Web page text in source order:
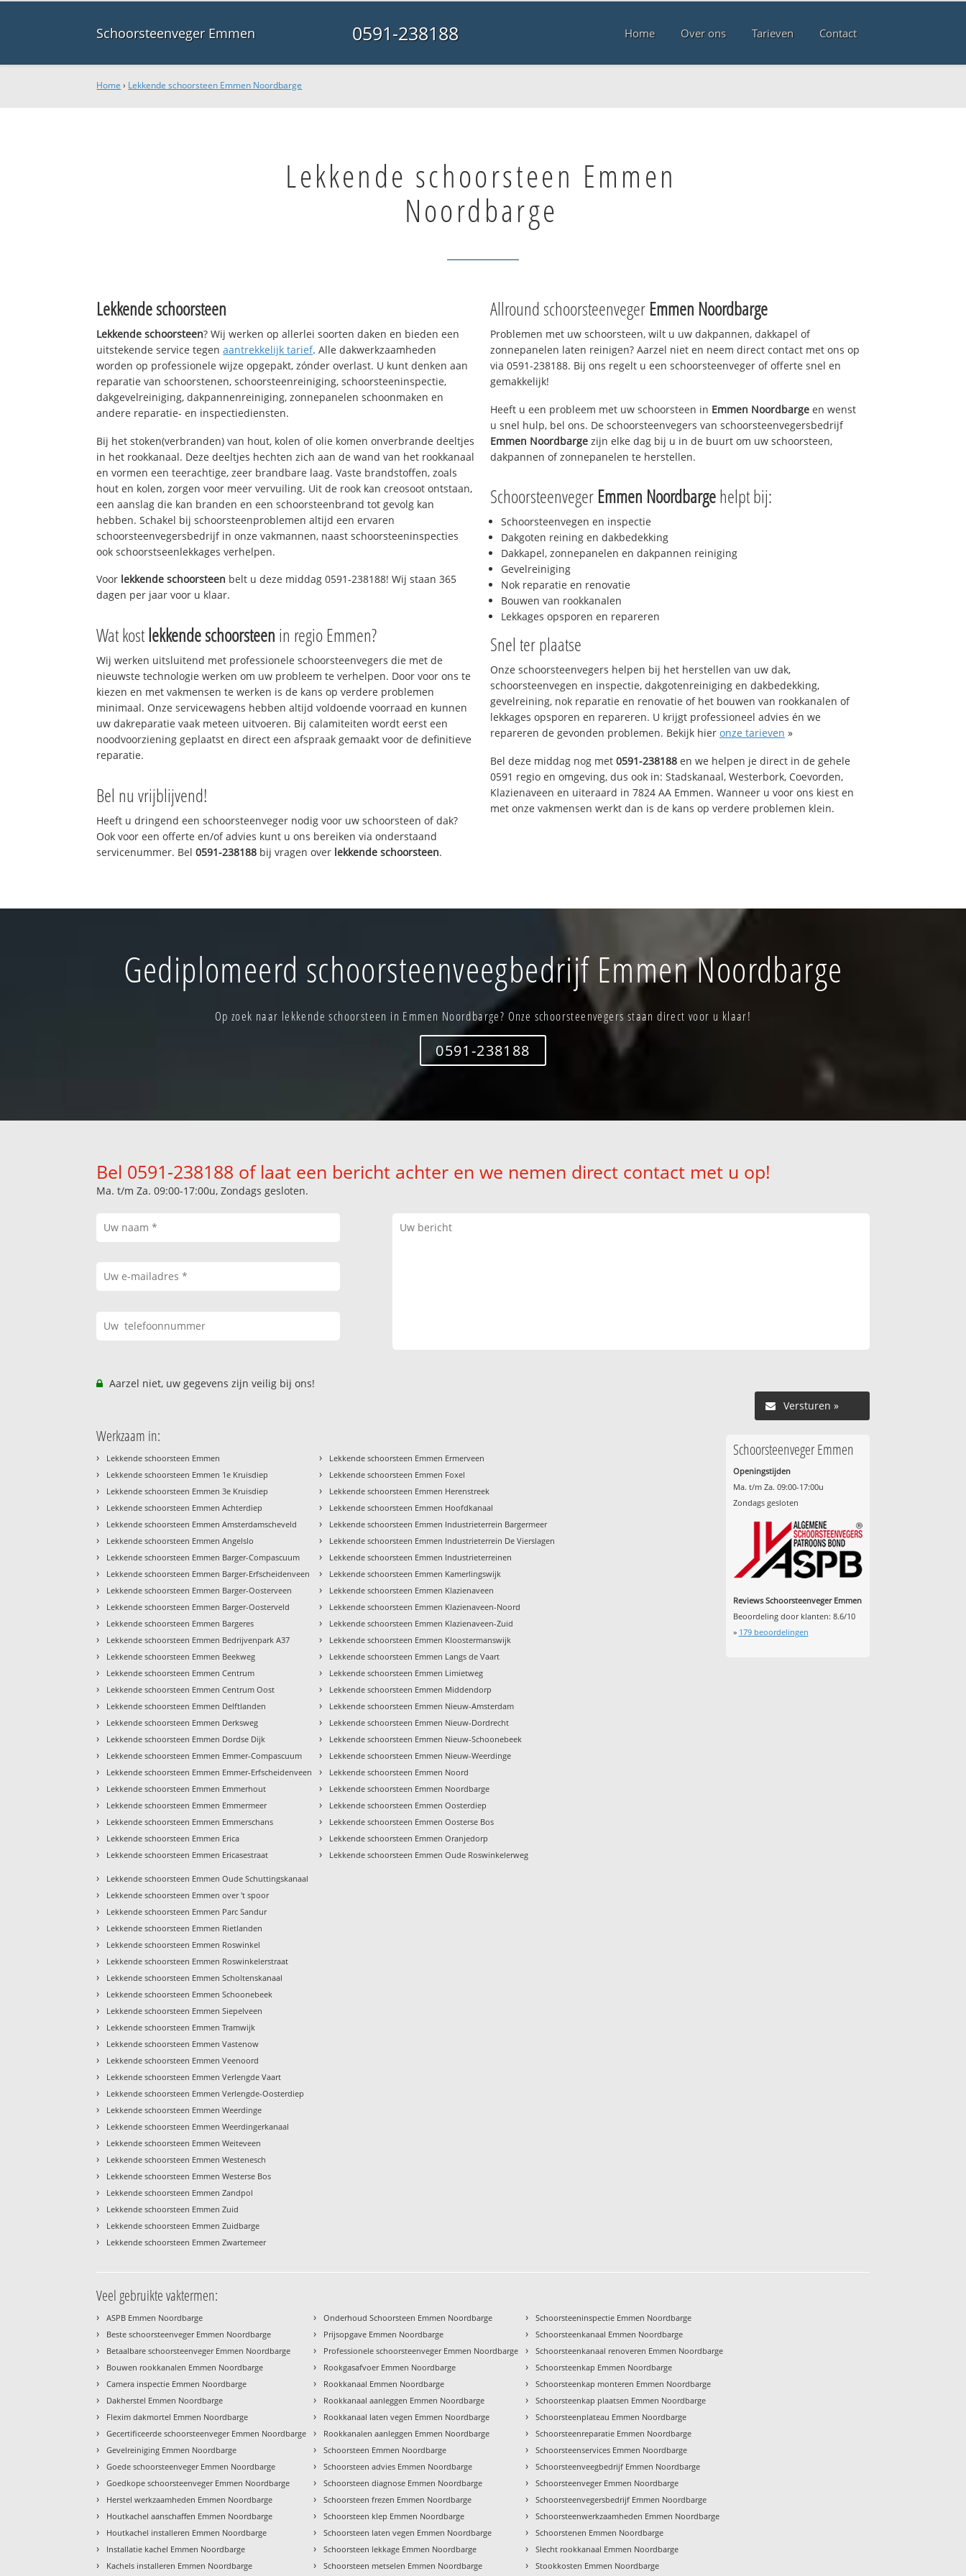
Schoorsteenveger Emmen 0591-238188 Home Over ons Tarieven Contact
Home › Lekkende schoorsteen Emmen Noordbarge
Lekkende schoorsteen Emmen
Noordbarge
Lekkende schoorsteen
Lekkende schoorsteen? Wij werken op allerlei soorten daken en bieden een
uitstekende service tegenaantrekkelijk tarief. Alle dakwerkzaamheden
worden op professionele wijze opgepakt, zónder overlast. U kunt denken aan
reparatie van schoorstenen, schoorsteenreiniging, schoorsteeninspectie,
dakgevelreiniging, dakpannenreiniging, zonnepanelen schoonmaken en
andere reparatie- en inspectiediensten.
Bij het stoken(verbranden) van hout, kolen of olie komen onverbrande deeltjes
in het rookkanaal. Deze deeltjes hechten zich aan de wand van het rookkanaal
en vormen een teerachtige, zeer brandbare laag. Vaste brandstoffen, zoals
hout en kolen, zorgen voor meer vervuiling. Uit de rook kan creosoot ontstaan,
een aanslag die kan branden en een schoorsteenbrand tot gevolg kan
hebben. Schakel bij schoorsteenproblemen altijd een ervaren
schoorsteenvegersbedrijf in onze vakmannen, naast schoorsteeninspecties
ook schoorstseenlekkages verhelpen.
Voor lekkende schoorsteen belt u deze middag 0591-238188! Wij staan 365
dagen per jaar voor u klaar.
Wat kostlekkende schoorsteen in regio Emmen?
Wij werken uitsluitend met professionele schoorsteenvegers die met de
nieuwste technologie werken om uw probleem te verhelpen. Door voor ons te
kiezen en met vakmensen te werken is de kans op verdere problemen
minimaal. Onze servicewagens hebben altijd voldoende voorraad en kunnen
uw dakreparatie vaak meteen uitvoeren. Bij calamiteiten wordt eerst een
noodvoorziening geplaatst en direct een afspraak gemaakt voor de definitieve
reparatie.
Bel nu vrijblijvend!
Heeft u dringend een schoorsteenveger nodig voor uw schoorsteen of dak?
Ook voor een offerte en/of advies kunt u ons bereiken via onderstaand
servicenummer. Bel0591-238188 bij vragen over lekkende schoorsteen.
Allround schoorsteenveger Emmen Noordbarge
Problemen met uw schoorsteen, wilt u uw dakpannen, dakkapel of
zonnepanelen laten reinigen? Aarzel niet en neem direct contact met ons op
via 0591-238188. Bij ons regelt u een schoorsteenveger of offerte snel en
gemakkelijk!
Heeft u een probleem met uw schoorsteen in Emmen Noordbarge en wenst
u snel hulp, bel ons. De schoorsteenvegers van schoorsteenvegersbedrijf
Emmen Noordbarge zijn elke dag bij u in de buurt om uw schoorsteen,
dakpannen of zonnepanelen te herstellen.
Schoorsteenveger Emmen Noordbargehelpt bij:
Schoorsteenvegen en inspectie
Dakgoten reining en dakbedekking
Dakkapel, zonnepanelen en dakpannen reiniging
Gevelreiniging
Nok reparatie en renovatie
Bouwen van rookkanalen
Lekkages opsporen en repareren
Snel ter plaatse
Onze schoorsteenvegers helpen bij het herstellen van uw dak,
schoorsteenvegen en inspectie, dakgotenreiniging en dakbedekking,
gevelreining, nok reparatie en renovatie of het bouwen van rookkanalen of
lekkages opsporen en repareren. U krijgt professioneel advies én we
repareren de gevonden problemen. Bekijk hier onze tarieven »
Bel deze middag nog met 0591-238188 en we helpen je direct in de gehele
0591 regio en omgeving, dus ook in: Stadskanaal, Westerbork, Coevorden,
Klazienaveen en uiteraard in 7824 AA Emmen. Wanneer u voor ons kiest en
met onze vakmensen werkt dan is de kans op verdere problemen klein.
Gediplomeerd schoorsteenveegbedrijf Emmen Noordbarge
Op zoek naar lekkende schoorsteen in Emmen Noordbarge? Onze schoorsteenvegers staan direct voor u klaar!
0591-238188
Bel 0591-238188 of laat een bericht achter en we nemen direct contact met u op!
Ma. t/m Za. 09:00-17:00u, Zondags gesloten.
Aarzel niet, uw gegevens zijn veilig bij ons!
Versturen »
Werkzaam in:
› Lekkende schoorsteen Emmen
› Lekkende schoorsteen Emmen 1e Kruisdiep
› Lekkende schoorsteen Emmen 3e Kruisdiep
› Lekkende schoorsteen Emmen Achterdiep
› Lekkende schoorsteen Emmen Amsterdamscheveld
› Lekkende schoorsteen Emmen Angelslo
› Lekkende schoorsteen Emmen Barger-Compascuum
› Lekkende schoorsteen Emmen Barger-Erfscheidenveen
› Lekkende schoorsteen Emmen Barger-Oosterveen
› Lekkende schoorsteen Emmen Barger-Oosterveld
› Lekkende schoorsteen Emmen Bargeres
› Lekkende schoorsteen Emmen Bedrijvenpark A37
› Lekkende schoorsteen Emmen Beekweg
› Lekkende schoorsteen Emmen Centrum
› Lekkende schoorsteen Emmen Centrum Oost
› Lekkende schoorsteen Emmen Delftlanden
› Lekkende schoorsteen Emmen Derksweg
› Lekkende schoorsteen Emmen Dordse Dijk
› Lekkende schoorsteen Emmen Emmer-Compascuum
› Lekkende schoorsteen Emmen Emmer-Erfscheidenveen
› Lekkende schoorsteen Emmen Emmerhout
› Lekkende schoorsteen Emmen Emmermeer
› Lekkende schoorsteen Emmen Emmerschans
› Lekkende schoorsteen Emmen Erica
› Lekkende schoorsteen Emmen Ericasestraat
› Lekkende schoorsteen Emmen Ermerveen
› Lekkende schoorsteen Emmen Foxel
› Lekkende schoorsteen Emmen Herenstreek
› Lekkende schoorsteen Emmen Hoofdkanaal
› Lekkende schoorsteen Emmen Industrieterrein Bargermeer
› Lekkende schoorsteen Emmen Industrieterrein De Vierslagen
› Lekkende schoorsteen Emmen Industrieterreinen
› Lekkende schoorsteen Emmen Kamerlingswijk
› Lekkende schoorsteen Emmen Klazienaveen
› Lekkende schoorsteen Emmen Klazienaveen-Noord
› Lekkende schoorsteen Emmen Klazienaveen-Zuid
› Lekkende schoorsteen Emmen Kloostermanswijk
› Lekkende schoorsteen Emmen Langs de Vaart
› Lekkende schoorsteen Emmen Limietweg
› Lekkende schoorsteen Emmen Middendorp
› Lekkende schoorsteen Emmen Nieuw-Amsterdam
› Lekkende schoorsteen Emmen Nieuw-Dordrecht
› Lekkende schoorsteen Emmen Nieuw-Schoonebeek
› Lekkende schoorsteen Emmen Nieuw-Weerdinge
› Lekkende schoorsteen Emmen Noord
› Lekkende schoorsteen Emmen Noordbarge
› Lekkende schoorsteen Emmen Oosterdiep
› Lekkende schoorsteen Emmen Oosterse Bos
› Lekkende schoorsteen Emmen Oranjedorp
› Lekkende schoorsteen Emmen Oude Roswinkelerweg
› Lekkende schoorsteen Emmen Oude Schuttingskanaal
› Lekkende schoorsteen Emmen over 't spoor
› Lekkende schoorsteen Emmen Parc Sandur
› Lekkende schoorsteen Emmen Rietlanden
› Lekkende schoorsteen Emmen Roswinkel
› Lekkende schoorsteen Emmen Roswinkelerstraat
› Lekkende schoorsteen Emmen Scholtenskanaal
› Lekkende schoorsteen Emmen Schoonebeek
› Lekkende schoorsteen Emmen Siepelveen
› Lekkende schoorsteen Emmen Tramwijk
› Lekkende schoorsteen Emmen Vastenow
› Lekkende schoorsteen Emmen Veenoord
› Lekkende schoorsteen Emmen Verlengde Vaart
› Lekkende schoorsteen Emmen Verlengde-Oosterdiep
› Lekkende schoorsteen Emmen Weerdinge
› Lekkende schoorsteen Emmen Weerdingerkanaal
› Lekkende schoorsteen Emmen Weiteveen
› Lekkende schoorsteen Emmen Westenesch
› Lekkende schoorsteen Emmen Westerse Bos
› Lekkende schoorsteen Emmen Zandpol
› Lekkende schoorsteen Emmen Zuid
› Lekkende schoorsteen Emmen Zuidbarge
› Lekkende schoorsteen Emmen Zwartemeer
Schoorsteenveger Emmen
Openingstijden
Ma. t/m Za. 09:00-17:00u
Zondags gesloten
Reviews Schoorsteenveger Emmen
Beoordeling door klanten: 8.6/10
» 179beoordelingen
Veel gebruikte vaktermen:
› ASPB Emmen Noordbarge
› Beste schoorsteenveger Emmen Noordbarge
› Betaalbare schoorsteenveger Emmen Noordbarge
› Bouwen rookkanalen Emmen Noordbarge
› Camera inspectie Emmen Noordbarge
› Dakherstel Emmen Noordbarge
› Flexim dakmortel Emmen Noordbarge
› Gecertificeerde schoorsteenveger Emmen Noordbarge
› Gevelreiniging Emmen Noordbarge
› Goede schoorsteenveger Emmen Noordbarge
› Goedkope schoorsteenveger Emmen Noordbarge
› Herstel werkzaamheden Emmen Noordbarge
› Houtkachel aanschaffen Emmen Noordbarge
› Houtkachel installeren Emmen Noordbarge
› Installatie kachel Emmen Noordbarge
› Kachels installeren Emmen Noordbarge
› Onderhoud Schoorsteen Emmen Noordbarge
› Prijsopgave Emmen Noordbarge
› Professionele schoorsteenveger Emmen Noordbarge
› Rookgasafvoer Emmen Noordbarge
› Rookkanaal Emmen Noordbarge
› Rookkanaal aanleggen Emmen Noordbarge
› Rookkanaal laten vegen Emmen Noordbarge
› Rookkanalen aanleggen Emmen Noordbarge
› Schoorsteen Emmen Noordbarge
› Schoorsteen advies Emmen Noordbarge
› Schoorsteen diagnose Emmen Noordbarge
› Schoorsteen frezen Emmen Noordbarge
› Schoorsteen klep Emmen Noordbarge
› Schoorsteen laten vegen Emmen Noordbarge
› Schoorsteen lekkage Emmen Noordbarge
› Schoorsteen metselen Emmen Noordbarge
› Schoorsteeninspectie Emmen Noordbarge
› Schoorsteenkanaal Emmen Noordbarge
› Schoorsteenkanaal renoveren Emmen Noordbarge
› Schoorsteenkap Emmen Noordbarge
› Schoorsteenkap monteren Emmen Noordbarge
› Schoorsteenkap plaatsen Emmen Noordbarge
› Schoorsteenplateau Emmen Noordbarge
› Schoorsteenreparatie Emmen Noordbarge
› Schoorsteenservices Emmen Noordbarge
› Schoorsteenveegbedrijf Emmen Noordbarge
› Schoorsteenveger Emmen Noordbarge
› Schoorsteenvegersbedrijf Emmen Noordbarge
› Schoorsteenwerkzaamheden Emmen Noordbarge
› Schoorstenen Emmen Noordbarge
› Slecht rookkanaal Emmen Noordbarge
› Stookkosten Emmen Noordbarge